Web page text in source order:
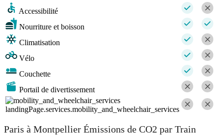
Accessibilité
Nourriture et boisson
Climatisation
Vélo
Couchette
Portail de divertissement
landingPage.services.mobility_and_wheelchair_services
Paris à Montpellier Émissions de CO2 par Train